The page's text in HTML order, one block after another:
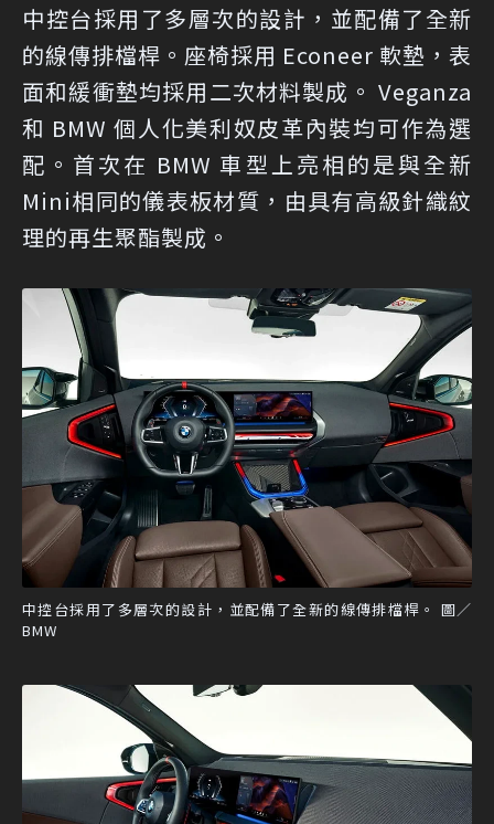
中控台採用了多層次的設計，並配備了全新
的線傳排檔桿。座椅採用 Econeer 軟墊，表
面和緩衝墊均採用二次材料製成。 Veganza
和 BMW 個人化美利奴皮革內裝均可作為選
配。首次在 BMW 車型上亮相的是與全新
Mini相同的儀表板材質，由具有高級針織紋
理的再生聚酯製成。
中控台採用了多層次的設計，並配備了全新的線傳排檔桿。 圖／
BMW